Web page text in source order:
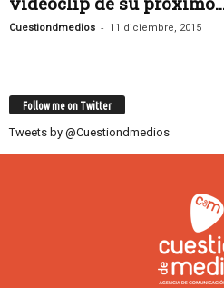
Cuestiondmedios - 11 diciembre, 2015
Follow me on Twitter
Tweets by @Cuestiondmedios